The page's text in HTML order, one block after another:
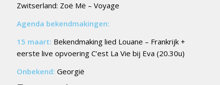
Zwitserland: Zoë Më – Voyage
Agenda bekendmakingen:
15 maart: Bekendmaking lied Louane – Frankrijk +
eerste live opvoering C’est La Vie bij Eva (20.30u)
Onbekend: Georgië